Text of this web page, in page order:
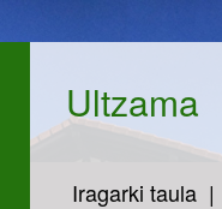
Ultzama
Iragarki taula